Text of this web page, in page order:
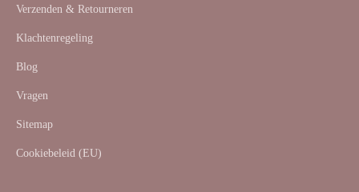
Verzenden & Retourneren
Klachtenregeling
Blog
Vragen
Sitemap
Cookiebeleid (EU)